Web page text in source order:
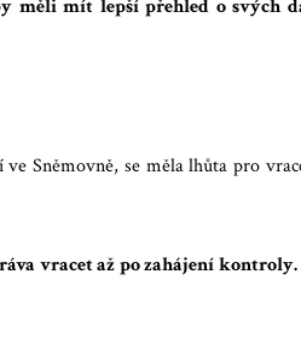
mít lepší přehled o svých
Sněmovně, se měla lhůta pro
vracet až po zahájení